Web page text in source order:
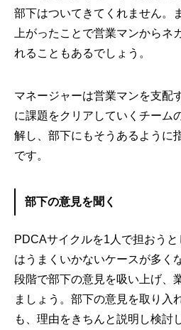
部下はついてきてくれません。
上がったことで営業マンからネ
れることもあるでしょう。
マネージャーは営業マンを支配
に課題をクリアしていくチーム
解し、部下にもそうあるように
です。
部下の意見を聞く
PDCAサイクルを1人で担おう
はうまくいかないケースが多く
段階で部下の意見を吸い上げ、
ましょう。部下の意見を取り入
も、理由をきちんと説明し検討